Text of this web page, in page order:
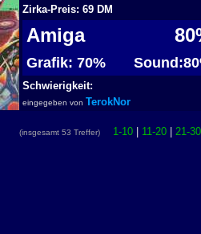
Zirka-Preis: 69 DM
Amiga
Grafik: 70%
Schwierigkeit:
eingegeben von TerokNor
(insgesamt 53 Treffer) 1-10 11-20 21-30